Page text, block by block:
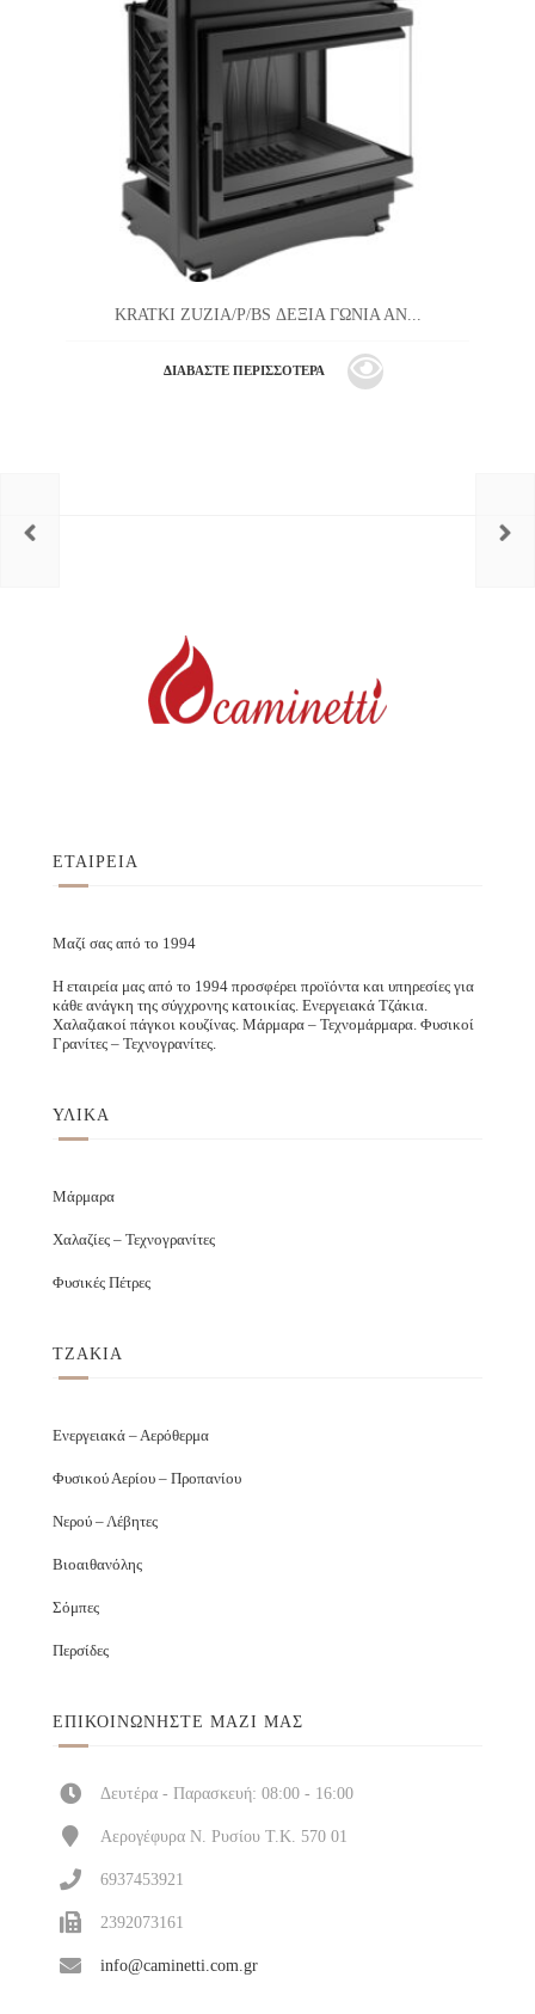
KRATKI ZUZIA/P/BS ΔΕΞΙΑ ΓΩΝΙΑ ΑΝ...
ΔΙΑΒΆΣΤΕ ΠΕΡΙΣΣΌΤΕΡΑ
ΕΤΑΙΡΕΙΑ
Μαζί σας από το 1994
Η εταιρεία μας από το 1994 προσφέρει προϊόντα και υπηρεσίες για
κάθε ανάγκη της σύγχρονης κατοικίας. Ενεργειακά Τζάκια.
Χαλαζιακοί πάγκοι κουζίνας. Μάρμαρα – Τεχνομάρμαρα. Φυσικοί
Γρανίτες – Τεχνογρανίτες.
ΥΛΙΚΑ
Μάρμαρα
Χαλαζίες – Τεχνογρανίτες
Φυσικές Πέτρες
ΤΖΑΚΙΑ
Ενεργειακά – Αερόθερμα
Φυσικού Αερίου – Προπανίου
Νερού – Λέβητες
Βιοαιθανόλης
Σόμπες
Περσίδες
ΕΠΙΚΟΙΝΩΝΉΣΤΕ ΜΑΖΊ ΜΑΣ
Δευτέρα - Παρασκευή: 08:00 - 16:00
Αερογέφυρα Ν. Ρυσίου Τ.Κ. 570 01
6937453921
2392073161
info@caminetti.com.gr